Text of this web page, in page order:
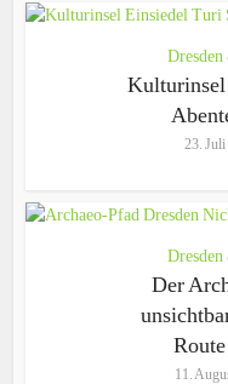
Dresden
23. Juli
Dresden
Der
11.